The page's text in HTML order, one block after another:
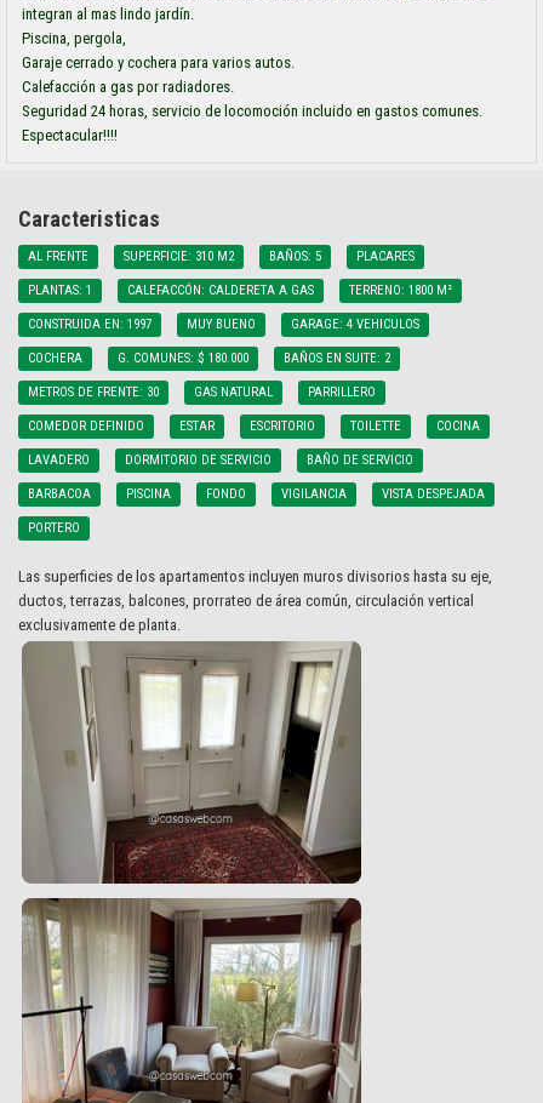
integran al mas lindo jardín.
Piscina, pergola,
Garaje cerrado y cochera para varios autos.
Calefacción a gas por radiadores.
Seguridad 24 horas, servicio de locomoción incluido en gastos comunes.
Espectacular!!!!
Caracteristicas
AL FRENTE SUPERFICIE: 310 M2 BAÑOS: 5 PLACARES
PLANTAS: 1 CALEFACCÓN: CALDERETA A GAS TERRENO: 1800 M²
CONSTRUIDA EN: 1997 MUY BUENO GARAGE: 4 VEHICULOS
COCHERA G. COMUNES: $ 180.000 BAÑOS EN SUITE: 2
METROS DE FRENTE: 30 GAS NATURAL PARRILLERO
COMEDOR DEFINIDO ESTAR ESCRITORIO TOILETTE COCINA
LAVADERO DORMITORIO DE SERVICIO BAÑO DE SERVICIO
BARBACOA PISCINA FONDO VIGILANCIA VISTA DESPEJADA
PORTERO
Las superficies de los apartamentos incluyen muros divisorios hasta su eje,
ductos, terrazas, balcones, prorrateo de área común, circulación vertical
exclusivamente de planta.